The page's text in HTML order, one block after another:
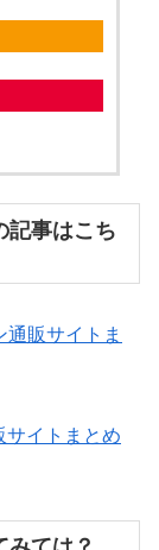
記事はこち
販サイトま
サイトまとめ